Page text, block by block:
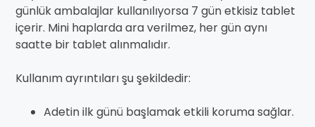
günlük ambalajlar kullanılıyorsa 7 gün etkisiz tablet
içerir. Mini haplarda ara verilmez, her gün aynı
saatte bir tablet alınmalıdır.
Kullanım ayrıntıları şu şekildedir:
Adetin ilk günü başlamak etkili koruma sağlar.